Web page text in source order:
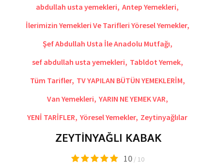
abdullah usta yemekleri, Antep Yemekleri,
İlerimizin Yemekleri Ve Tarifleri Yöresel Yemekler,
Şef Abdullah Usta İle Anadolu Mutfağı,
sef abdullah usta yemekleri, Tabldot Yemek,
Tüm Tarifler, TV YAPILAN BÜTÜN YEMEKLERİM,
Van Yemekleri, YARIN NE YEMEK VAR,
YENİ TARİFLER, Yöresel Yemekler, Zeytinyağlılar
ZEYTİNYAĞLI KABAK
10 / 10